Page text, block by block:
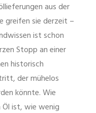
aus der
greifen sie derzeit –
ist schon
Stopp an einer
historisch
der mühelos
könnte. Wie
ist, wie wenig